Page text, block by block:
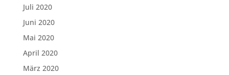
Juli 2020
Juni 2020
Mai 2020
April 2020
März 2020